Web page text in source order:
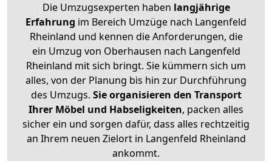
Die Umzugsexperten haben langjährige
Erfahrung im Bereich Umzüge nach Langenfeld
Rheinland und kennen die Anforderungen, die
ein Umzug von Oberhausen nach Langenfeld
Rheinland mit sich bringt. Sie kümmern sich um
alles, von der Planung bis hin zur Durchführung
des Umzugs. Sie organisieren den Transport
Ihrer Möbel und Habseligkeiten, packen alles
sicher ein und sorgen dafür, dass alles rechtzeitig
an Ihrem neuen Zielort in Langenfeld Rheinland
ankommt.